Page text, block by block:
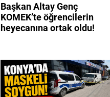
Başkan Altay Genç
KOMEK’te öğrencilerin
heyecanına ortak oldu!